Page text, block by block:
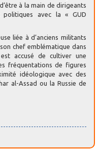
à la main de dirigeants
politiques avec la « GUD
liée à d’anciens militants
chef emblématique dans
accusé de cultiver une
fréquentations de figures
idéologique avec des
al-Assad ou la Russie de